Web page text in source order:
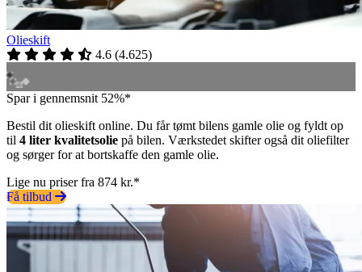
Olieskift
4.6 (4.625)
Spar i gennemsnit 52%*
Bestil dit olieskift online. Du får tømt bilens gamle olie og fyldt op
til 4 liter kvalitetsolie på bilen. Værkstedet skifter også dit oliefilter
og sørger for at bortskaffe den gamle olie.
Lige nu priser fra 874 kr.*
Få tilbud